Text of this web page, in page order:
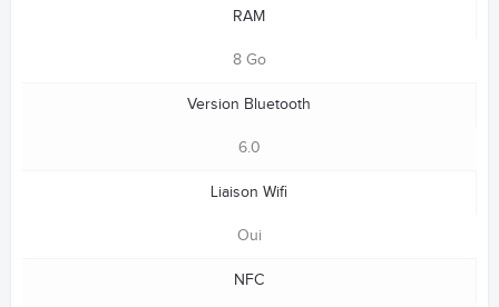
RAM
8 Go
Version Bluetooth
6.0
Liaison Wifi
Oui
NFC